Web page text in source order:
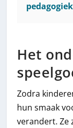
Het
Zodra
hun smaak
verandert. Ze